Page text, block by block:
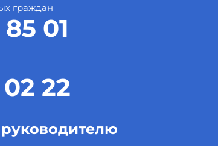
граждан
01
22